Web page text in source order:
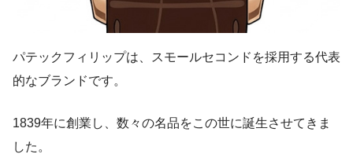
パテックフィリップは、スモールセコンドを採用する代表
的なブランドです。
1839年に創業し、数々の名品をこの世に誕生させてきま
した。